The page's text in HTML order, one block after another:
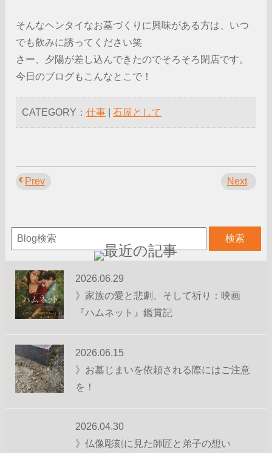
そんなヘンタイなお墓づくりに興味がある方は、いつ
でも飲みに誘ってください笑
さー、夕陽が差し込んできたのでそろそろ閉店です。
今日のブログもこんなとこで！
CATEGORY：仕事 |石屋として
Prev Next
2026.06.29
》家族の愛と悲劇、そして祈り：映画
『ハムネット』鑑賞記
2026.06.15
》お墓じまいを依頼される際にはご注意
を！
2026.04.30
》仏像彫刻に見た師匠と弟子の想い